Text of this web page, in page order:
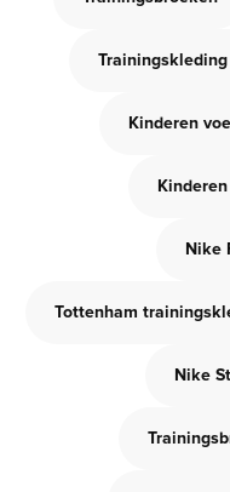
Kinderen
Nike
Tottenham
Nike